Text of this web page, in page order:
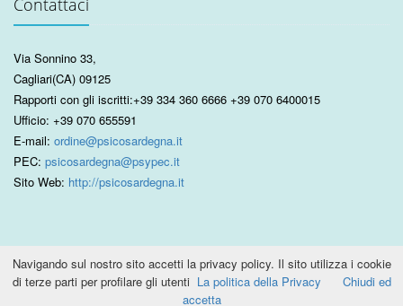
Navigando sul nostro sito accetti la privacy policy. Il sito utilizza i cookie
di terze parti per profilare gli utenti La politica della Privacy
Chiudi ed
accetta
Contattaci
Via Sonnino 33,
Cagliari(CA) 09125
Rapporti con gli iscritti:+39 334 360 6666 +39 070 6400015
Ufficio: +39 070 655591
E-mail: ordine@psicosardegna.it
PEC: psicosardegna@psypec.it
Sito Web: http://psicosardegna.it
2015 © Ordine Psicologi Sardegna. C.F. 92044670922 P.IVA